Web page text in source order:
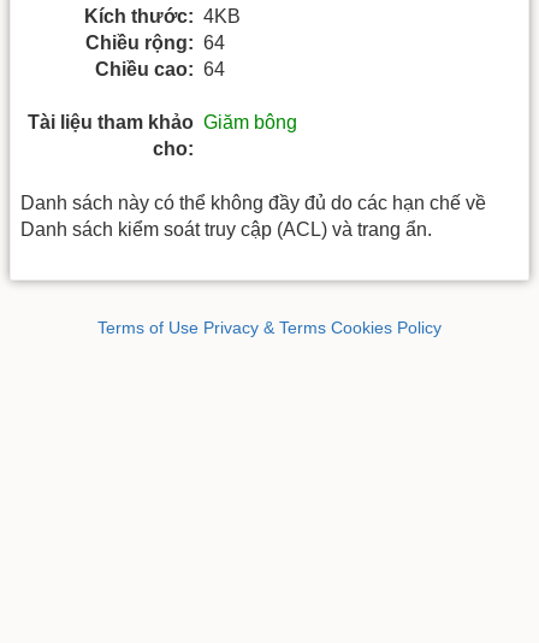
Kích thước: 4KB
Chiều rộng: 64
Chiều cao: 64
Tài liệu tham khảo
cho:
Giăm bông
Danh sách này có thể không đầy đủ do các hạn chế về
Danh sách kiểm soát truy cập (ACL) và trang ẩn.
Terms of Use Privacy & Terms Cookies Policy